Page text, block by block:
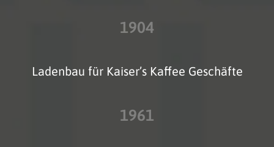
1904
Ladenbau für Kaiser’s Kaffee Geschäfte
1961